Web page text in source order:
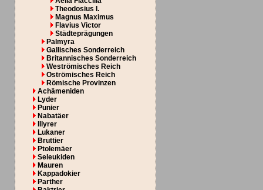
Theodosius I.
Magnus Maximus
Flavius Victor
Städteprägungen
Palmyra
Gallisches Sonderreich
Britannisches Sonderreich
Weströmisches Reich
Oströmisches Reich
Römische Provinzen
Achämeniden
Lyder
Punier
Nabatäer
Illyrer
Lukaner
Bruttier
Ptolemäer
Seleukiden
Mauren
Kappadokier
Parther